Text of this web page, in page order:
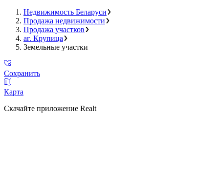
Недвижимость Беларуси
Продажа недвижимости
Продажа участков
аг. Крупица
Земельные участки
Сохранить
Карта
Скачайте приложение Realt